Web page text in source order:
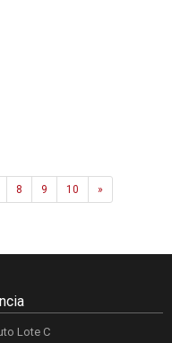
8 9 10 »Next
Lote C